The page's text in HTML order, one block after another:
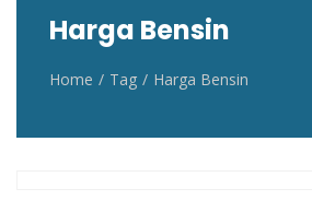
Harga Bensin
Home Tag Harga Bensin